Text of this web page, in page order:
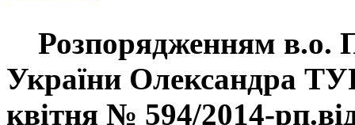
Розпорядженням в.о.
України Олександра
квітня № 594/2014-